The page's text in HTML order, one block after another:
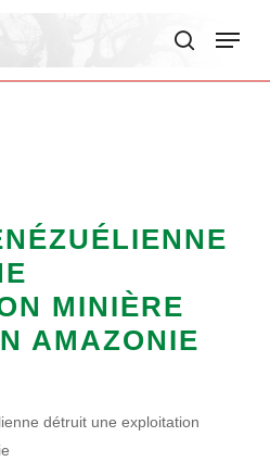
Menu
MINIÈRE
AMAZONIE
détruit une exploitation